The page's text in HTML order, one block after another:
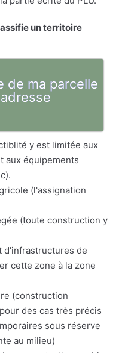
un territoire
de ma parcelle
y est limitée aux
aux équipements
(l'assignation
(toute construction y
d'infrastructures de
cette zone à la zone
(construction
des cas très précis
sous réserve
au milieu)